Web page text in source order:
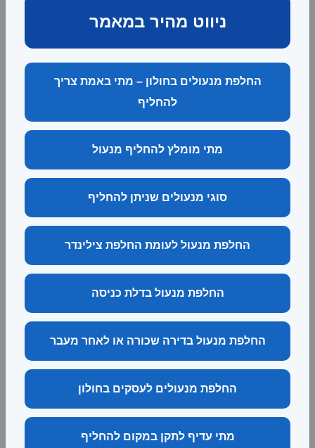
ניווט מהיר במאמר
החלפת מנעולים בחולון – מתי באמת צריך
להחליף
מתי מומלץ להחליף מנעול
סוגי מנעולים שניתן להחליף
החלפת מנעול לעומת החלפת צילינדר
החלפת מנעול בדלת כניסה
החלפת מנעול בדירה שכורה או לאחר מעבר
החלפת מנעולים לעסקים בחולון
מתי עדיף לתקן במקום להחליף